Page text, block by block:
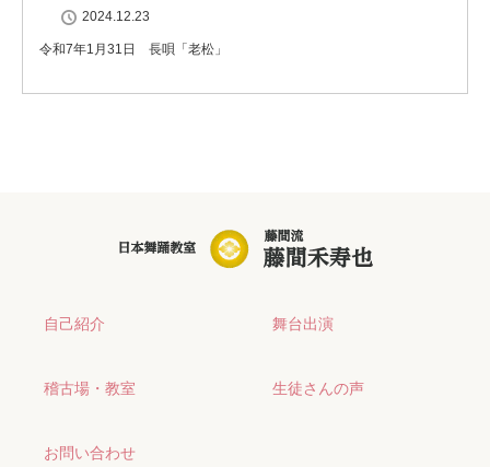
2024.12.23
令和7年1月31日 長唄「老松」
自己紹介 舞台出演
稽古場・教室 生徒さんの声
お問い合わせ